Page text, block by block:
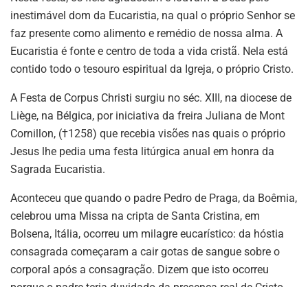
inestimável dom da Eucaristia, na qual o próprio Senhor se
faz presente como alimento e remédio de nossa alma. A
Eucaristia é fonte e centro de toda a vida cristã. Nela está
contido todo o tesouro espiritual da Igreja, o próprio Cristo.
A Festa de Corpus Christi surgiu no séc. XIII, na diocese de
Liège, na Bélgica, por iniciativa da freira Juliana de Mont
Cornillon, (†1258) que recebia visões nas quais o próprio
Jesus lhe pedia uma festa litúrgica anual em honra da
Sagrada Eucaristia.
Aconteceu que quando o padre Pedro de Praga, da Boêmia,
celebrou uma Missa na cripta de Santa Cristina, em
Bolsena, Itália, ocorreu um milagre eucarístico: da hóstia
consagrada começaram a cair gotas de sangue sobre o
corporal após a consagração. Dizem que isto ocorreu